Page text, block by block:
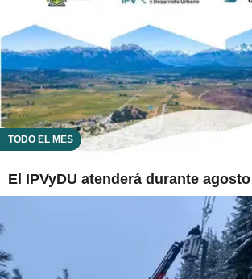
TODO EL MES
El IPVyDU atenderá durante